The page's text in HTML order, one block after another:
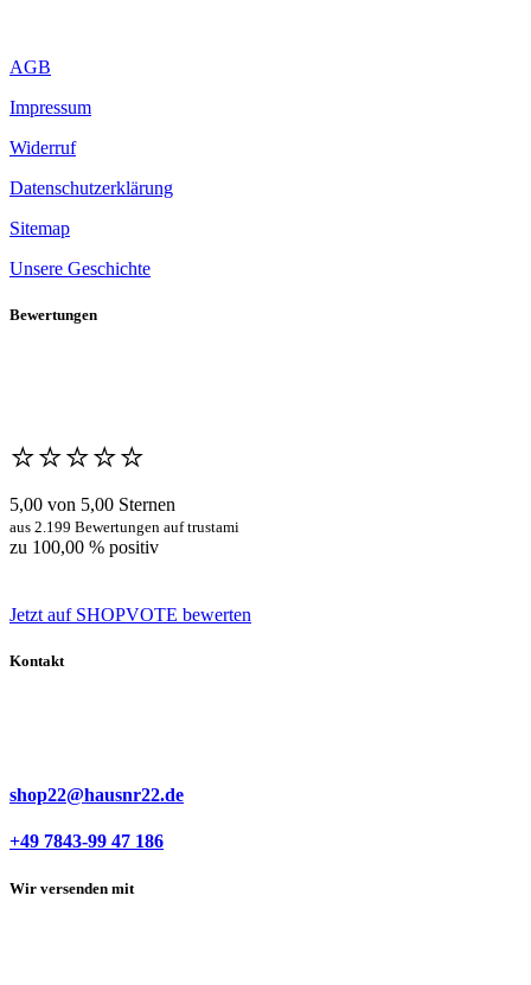
AGB
Impressum
Widerruf
Datenschutzerklärung
Sitemap
Unsere Geschichte
Bewertungen
⭐️⭐️⭐️⭐️⭐️
5,00 von 5,00 Sternen
aus 2.199 Bewertungen auf trustami
zu 100,00 % positiv
Jetzt auf SHOPVOTE bewerten
Kontakt
shop22@hausnr22.de
+49 7843-99 47 186
Wir versenden mit